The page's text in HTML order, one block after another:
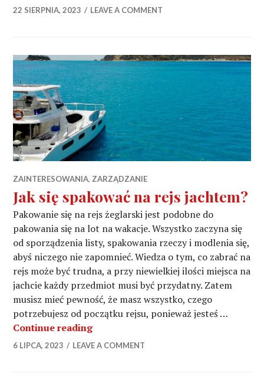
22 SIERPNIA, 2023 LEAVE A COMMENT
ZAINTERESOWANIA, ZARZĄDZANIE
Jak się spakować na rejs jachtem?
Pakowanie się na rejs żeglarski jest podobne do
pakowania się na lot na wakacje. Wszystko zaczyna się
od sporządzenia listy, spakowania rzeczy i modlenia się,
abyś niczego nie zapomnieć. Wiedza o tym, co zabrać na
rejs może być trudna, a przy niewielkiej ilości miejsca na
jachcie każdy przedmiot musi być przydatny. Zatem
musisz mieć pewność, że masz wszystko, czego
potrzebujesz od początku rejsu, ponieważ jesteś …
Continue readingJak się spakować na rejs jachtem?
6 LIPCA, 2023 LEAVE A COMMENT